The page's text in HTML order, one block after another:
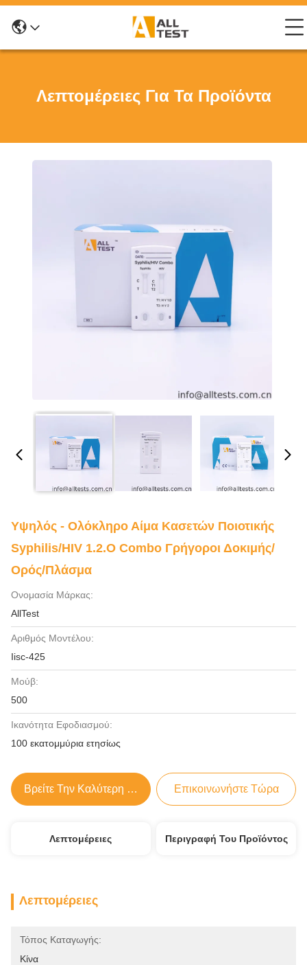
Λεπτομέρειες Για Τα Προϊόντα
Υψηλός - Ολόκληρο Αίμα Κασετών Ποιοτικής
Syphilis/HIV 1.2.O Combo Γρήγοροι Δοκιμής/
Ορός/πλάσμα
Ονομασία Μάρκας:
AllTest
Αριθμός Μοντέλου:
Iisc-425
Μούβ:
500
Ικανότητα Εφοδιασμού:
100 εκατομμύρια ετησίως
Βρείτε Την Καλύτερη Τιμή Επικοινωνήστε Τώρα
Λεπτομέρειες Περιγραφή Του Προϊόντος
Λεπτομέρειες
Τόπος Καταγωγής:
Κίνα